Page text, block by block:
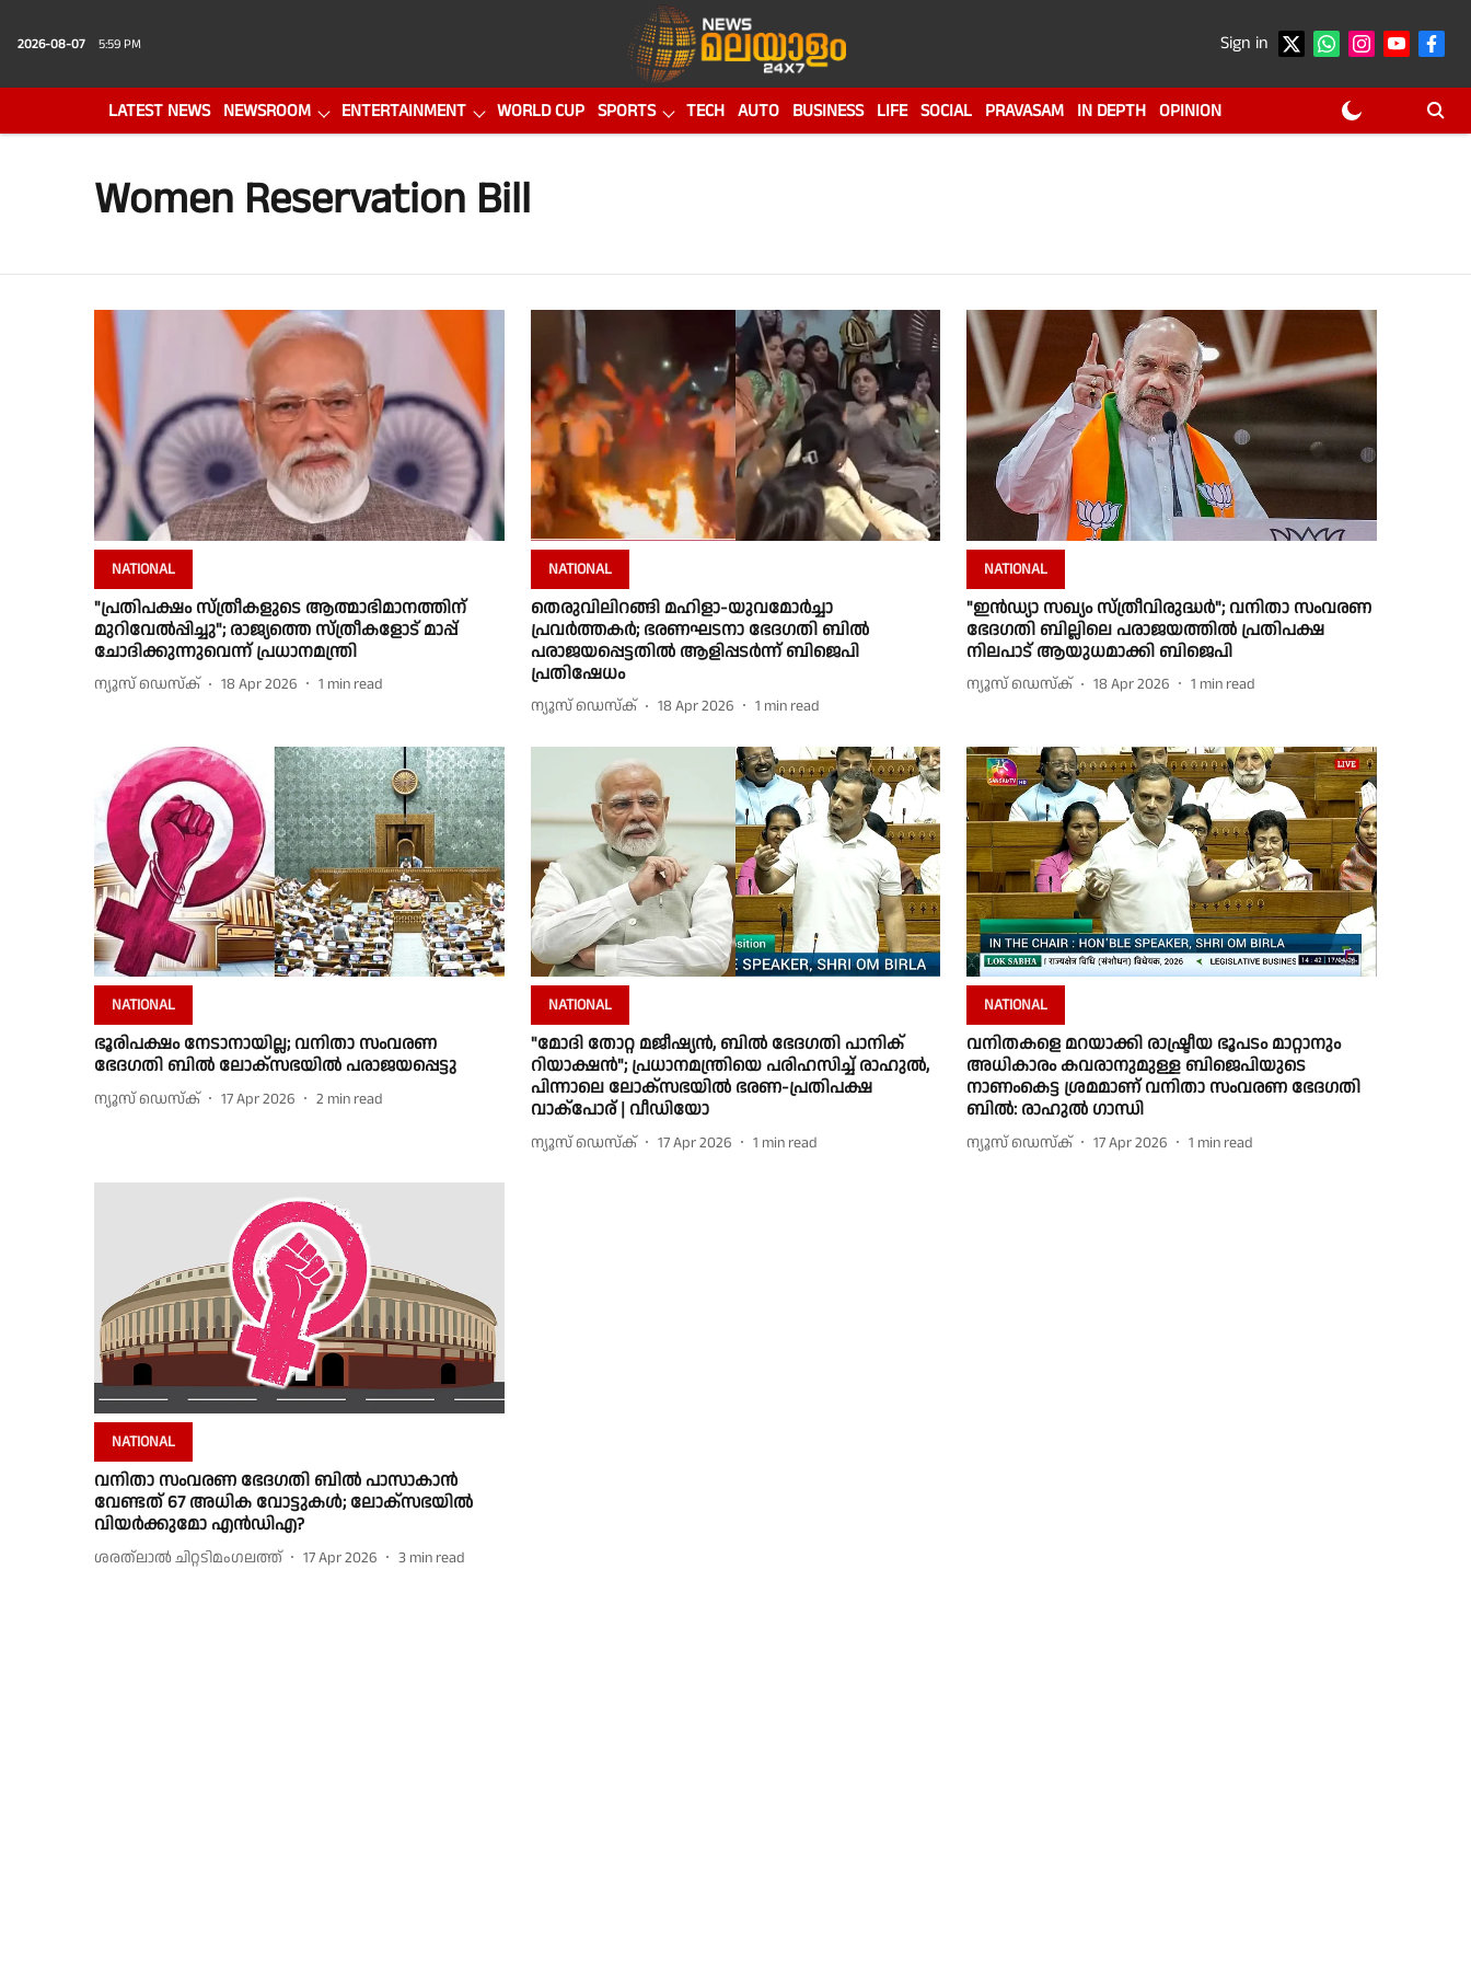
2026-08-07 5:59 PM Sign in
LATEST NEWS NEWSROOM ENTERTAINMENT WORLD CUP SPORTS TECH AUTO BUSINESS LIFE SOCIAL PRAVASAM IN DEPTH OPINION
Women Reservation Bill
NATIONAL
"പ്രതിപക്ഷം സ്ത്രീകളുടെ ആത്മാഭിമാനത്തിന്
മുറിവേല്‍പ്പിച്ചു"; രാജ്യത്തെ സ്ത്രീകളോട് മാപ്പ്
ചോദിക്കുന്നുവെന്ന് പ്രധാനമന്ത്രി
ന്യൂസ് ഡെസ്ക് 18 Apr 2026 1 min read
NATIONAL
തെരുവിലിറങ്ങി മഹിളാ-യുവമോർച്ചാ
പ്രവർത്തകർ; ഭരണഘടനാ ഭേദഗതി ബിൽ
പരാജയപ്പെട്ടതിൽ ആളിപ്പടർന്ന് ബിജെപി
പ്രതിഷേധം
ന്യൂസ് ഡെസ്ക് 18 Apr 2026 1 min read
NATIONAL
"ഇൻഡ്യാ സഖ്യം സ്ത്രീവിരുദ്ധർ"; വനിതാ സംവരണ
ഭേദഗതി ബില്ലിലെ പരാജയത്തിൽ പ്രതിപക്ഷ
നിലപാട് ആയുധമാക്കി ബിജെപി
ന്യൂസ് ഡെസ്ക് 18 Apr 2026 1 min read
NATIONAL
ഭൂരിപക്ഷം നേടാനായില്ല; വനിതാ സംവരണ
ഭേദഗതി ബില്‍ ലോക്‌സഭയില്‍ പരാജയപ്പെട്ടു
ന്യൂസ് ഡെസ്ക് 17 Apr 2026 2 min read
NATIONAL
"മോദി തോറ്റ മജീഷ്യൻ, ബിൽ ഭേദഗതി പാനിക്
റിയാക്ഷൻ"; പ്രധാനമന്ത്രിയെ പരിഹസിച്ച് രാഹുൽ,
പിന്നാലെ ലോക്സഭയിൽ ഭരണ-പ്രതിപക്ഷ
വാക്പോര് | വീഡിയോ
ന്യൂസ് ഡെസ്ക് 17 Apr 2026 1 min read
NATIONAL
വനിതകളെ മറയാക്കി രാഷ്ട്രീയ ഭൂപടം മാറ്റാനും
അധികാരം കവരാനുമുള്ള ബിജെപിയുടെ
നാണംകെട്ട ശ്രമമാണ് വനിതാ സംവരണ ഭേദഗതി
ബിൽ: രാഹുൽ ഗാന്ധി
ന്യൂസ് ഡെസ്ക് 17 Apr 2026 1 min read
NATIONAL
വനിതാ സംവരണ ഭേദഗതി ബിൽ പാസാകാൻ
വേണ്ടത് 67 അധിക വോട്ടുകൾ; ലോക്സഭയിൽ
വിയർക്കുമോ എൻഡിഎ?
ശരത്‌ലാൽ ചിറ്റടിമംഗലത്ത് 17 Apr 2026 3 min read